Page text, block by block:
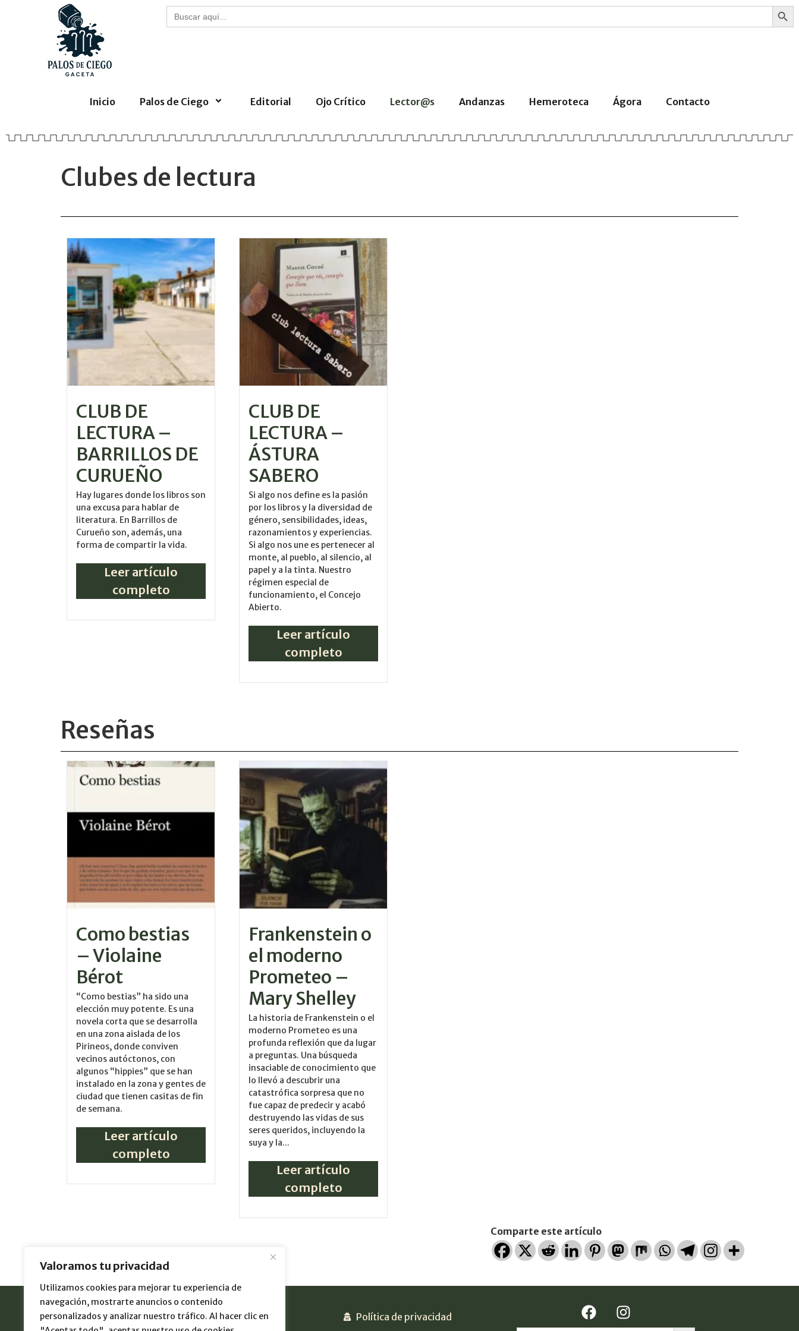
Valoramos tu privacidad
Utilizamos cookies para mejorar tu experiencia de
navegación, mostrarte anuncios o contenido
personalizados y analizar nuestro tráfico. Al hacer clic en
Buscar:
Inicio Palos de Ciego Editorial Ojo Crítico Lector@s Andanzas Hemeroteca Ágora Contacto
Clubes de lectura
CLUB DE
LECTURA –
BARRILLOS DE
CURUEÑO
Hay lugares donde los libros son
una excusa para hablar de
literatura. En Barrillos de
Curueño son, además, una
forma de compartir la vida.
Leer artículo
completo
CLUB DE
LECTURA –
ÁSTURA
SABERO
Si algo nos define es la pasión
por los libros y la diversidad de
género, sensibilidades, ideas,
razonamientos y experiencias.
Si algo nos une es pertenecer al
monte, al pueblo, al silencio, al
papel y a la tinta. Nuestro
régimen especial de
funcionamiento, el Concejo
Abierto.
Leer artículo
completo
Reseñas
Como bestias
– Violaine
Bérot
“Como bestias” ha sido una
elección muy potente. Es una
novela corta que se desarrolla
en una zona aislada de los
Pirineos, donde conviven
vecinos autóctonos, con
algunos “hippies” que se han
instalado en la zona y gentes de
ciudad que tienen casitas de fin
de semana.
Leer artículo
completo
Frankenstein o
el moderno
Prometeo –
Mary Shelley
La historia de Frankenstein o el
moderno Prometeo es una
profunda reflexión que da lugar
a preguntas. Una búsqueda
insaciable de conocimiento que
lo llevó a descubrir una
catastrófica sorpresa que no
fue capaz de predecir y acabó
destruyendo las vidas de sus
seres queridos, incluyendo la
suya y la...
Leer artículo
completo
Comparte este artículo
Editorial
Política de privacidad
Botón de búsqueda